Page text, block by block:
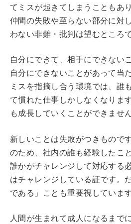
てミスが起きてしまうこともあ
仲間の失敗や至らない部分に対
わない非難・批判は望むところ
自分にできて、相手にできない
自分にできないことがあって当
ミスを指摘し合う環境では、誰
て慣れた仕事しかしなくなりま
も成長していくことができません
新しいことは失敗がつきもので
のため、社内の誰も経験したこ
誰かがチャレンジして対応する
はチャレンジしている証です。
である」ことも重要視しています
人間が生まれて成人になるまで